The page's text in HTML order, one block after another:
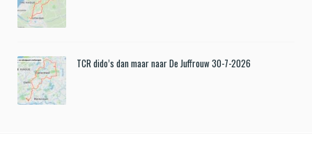
TCR dido’s dan maar naar De Juffrouw 30-7-2026